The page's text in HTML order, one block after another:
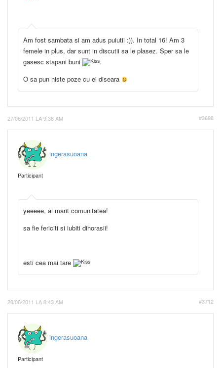
Am fost sambata si am adus puiutii :)). In total 16! Am 3
femele in plus, dar sunt in discutii sa le plasez. Sper sa le
gasesc stapani buni
.
O sa pun niste poze cu ei diseara
27/06/2011 LA 9:38 AM #3698
ingerasuoana
Participant
yeeeee, ai marit comunitatea!
sa fie fericiti si iubiti dihorasii!
esti cea mai tare
28/06/2011 LA 8:43 AM #3712
ingerasuoana
Participant